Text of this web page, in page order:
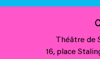
Théâtre de
16, place